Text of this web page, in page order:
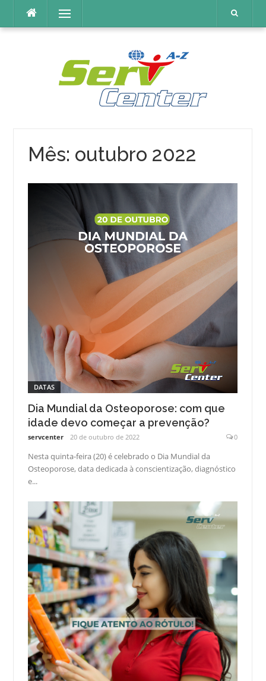
o
Menu
Mês: outubro 2022
DATAS
Dia Mundial da Osteoporose: com que
idade devo começar a prevenção?
servcenter 20 de outubro de 2022 0
Nesta quinta-feira (20) é celebrado o Dia Mundial da
Osteoporose, data dedicada à conscientização, diagnóstico
e...